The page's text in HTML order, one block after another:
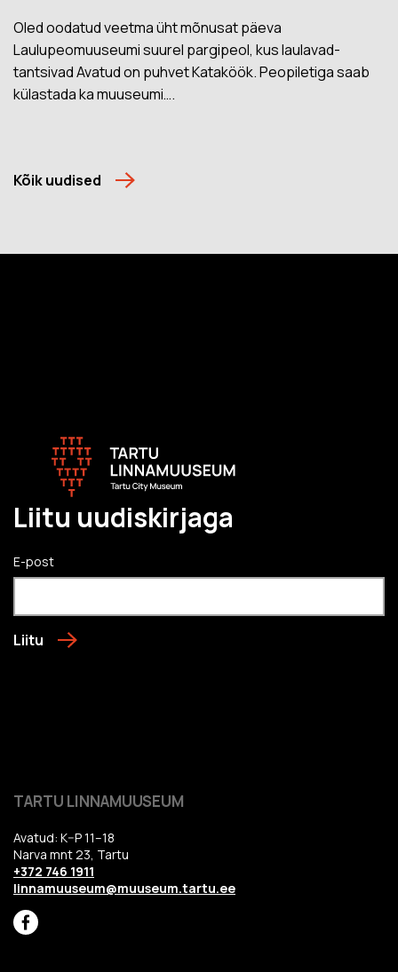
Oled oodatud veetma üht mõnusat päeva
Laulupeomuuseumi suurel pargipeol, kus laulavad-
tantsivad Avatud on puhvet Kataköök. Peopiletiga saab
külastada ka muuseumi….
Kõik uudised
Liitu uudiskirjaga
E-post
Liitu
TARTU LINNAMUUSEUM
Avatud: K–P 11–18
Narva mnt 23, Tartu
+372 746 1911
linnamuuseum@muuseum.tartu.ee